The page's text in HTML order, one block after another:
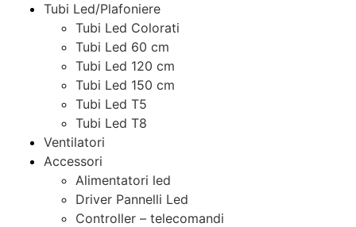
Tubi Led/Plafoniere
Tubi Led Colorati
Tubi Led 60 cm
Tubi Led 120 cm
Tubi Led 150 cm
Tubi Led T5
Tubi Led T8
Ventilatori
Accessori
Alimentatori led
Driver Pannelli Led
Controller – telecomandi